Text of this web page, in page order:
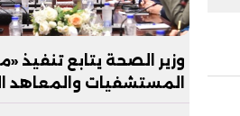
وزير الصحة يتابع تنفيذ
المستشفيات والمعاهد
بالعاصمة الجديدة